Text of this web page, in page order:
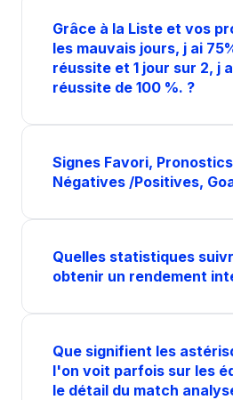
Grâce à la Liste et vos
les mauvais jours, j ai
réussite et 1 jour sur 2, j
réussite de 100 %. ?
Signes Favori,
Négatives /Positives,
Quelles statistiques
obtenir un rendement
Que signifient les
l'on voit parfois sur les
le détail du match